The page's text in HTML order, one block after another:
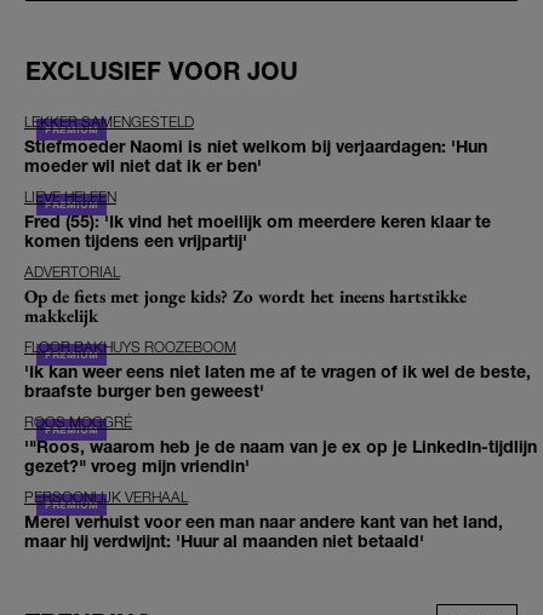
EXCLUSIEF VOOR JOU
LEKKER SAMENGESTELD
Stiefmoeder Naomi is niet welkom bij verjaardagen: 'Hun
moeder wil niet dat ik er ben'
LIEVE HELEEN
Fred (55): 'Ik vind het moeilijk om meerdere keren klaar te
komen tijdens een vrijpartij'
ADVERTORIAL
Op de fiets met jonge kids? Zo wordt het ineens hartstikke
makkelijk
FLOOR BAKHUYS ROOZEBOOM
'Ik kan weer eens niet laten me af te vragen of ik wel de beste,
braafste burger ben geweest'
ROOS MOGGRÉ
'"Roos, waarom heb je de naam van je ex op je LinkedIn-tijdlijn
gezet?" vroeg mijn vriendin'
PERSOONLIJK VERHAAL
Merel verhuist voor een man naar andere kant van het land,
maar hij verdwijnt: 'Huur al maanden niet betaald'